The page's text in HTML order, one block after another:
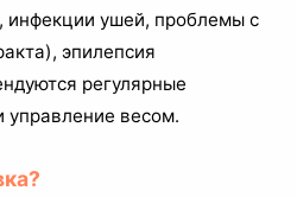
инфекции ушей, проблемы с
эпилепсия
регулярные
управление весом.